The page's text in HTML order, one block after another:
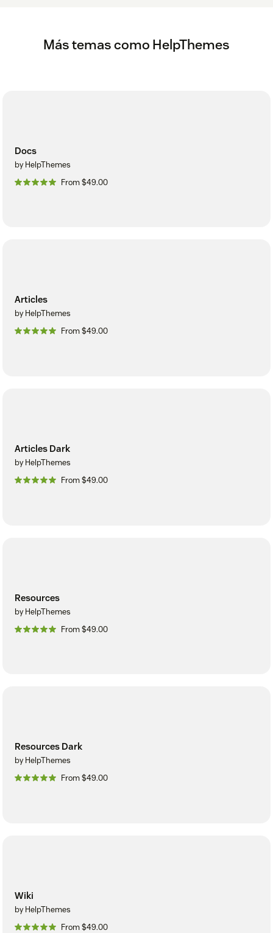
Más temas como HelpThemes
Docs
by HelpThemes
From $49.00
Articles
by HelpThemes
From $49.00
Articles Dark
by HelpThemes
From $49.00
Resources
by HelpThemes
From $49.00
Resources Dark
by HelpThemes
From $49.00
Wiki
by HelpThemes
From $49.00